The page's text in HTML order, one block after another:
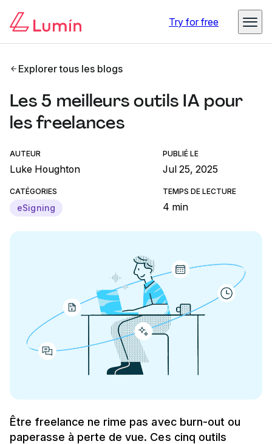
Try for free
Explorer tous les blogs
Les 5 meilleurs outils IA pour
les freelances
AUTEUR
Luke Houghton
PUBLIÉ LE
Jul 25, 2025
CATÉGORIES
eSigning
TEMPS DE LECTURE
4 min
Être freelance ne rime pas avec burn-out ou
paperasse à perte de vue. Ces cinq outils